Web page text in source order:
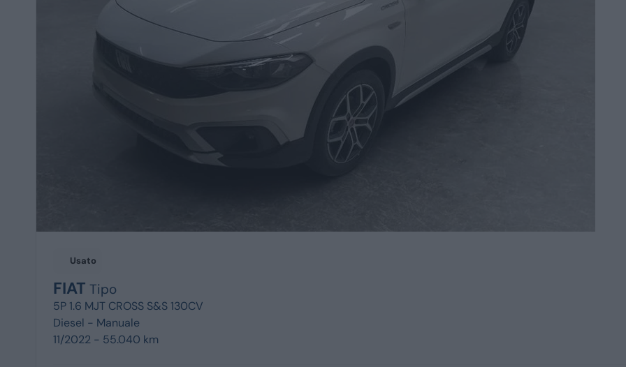
Usato
FIAT Tipo
5P 1.6 MJT CROSS S&S 130CV
Diesel - Manuale
11/2022 - 55.040 km